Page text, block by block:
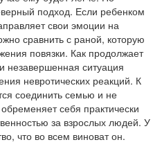
подход. Если ребенком
свои эмоции на
сравнить с раной, которую
повязки. Как продолжает
незавершенная ситуация
невротических реакций. К
соединить семью и не
себя практически
за взрослых людей. У
что во всем виноват он.